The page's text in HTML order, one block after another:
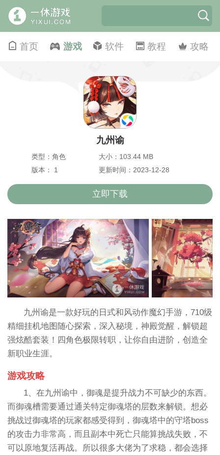
首页 游戏 软件 教程 攻略
九州谕
类型：角色
大小：103.44 MB
版本： 1
更新时间：2023-12-28
立即下载
九州谕是一款好玩的日式和风动作魔幻手游，710级
精细挂机地图随心探索，深入秘境，神殿觉醒，解锁超
强炫酷套装！四角色极限转职，让你自由进阶，创造全
新职业生涯。
游戏攻略
1、在九州谕中，御魂是提升战力不可缺少的东西。
而御魂槽需要通过通关特定御魂塔的层数来解锁。想必
挑战过御魂塔的玩家都感受得到，御魂塔中的守塔boss
的攻击力非常高，而且副本中死亡只能算挑战失败，不
可以原地复活再战。所以很多大佬为了求稳，都会选择